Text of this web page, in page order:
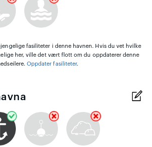
fasiliteter i denne havnen. Hvis du vet hvilke
her, ville det vært flott om du oppdaterer denne
Oppdater fasiliteter.